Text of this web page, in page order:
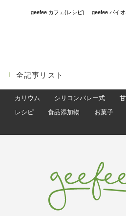
geefee カフェ(レシピ) geefee バイ
全記事リスト
カリウム シリコンバレー式
レシピ 食品添加物 お菓子